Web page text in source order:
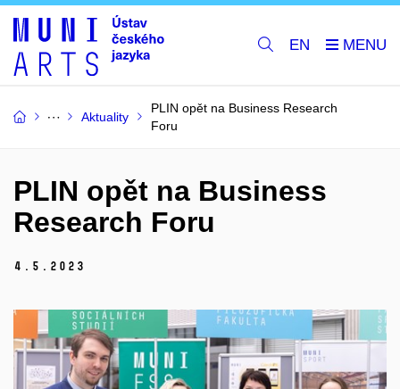
EN
Aktuality
PLIN opět na Business Research
Foru
PLIN opět na Business
Research Foru
4. 5. 2023